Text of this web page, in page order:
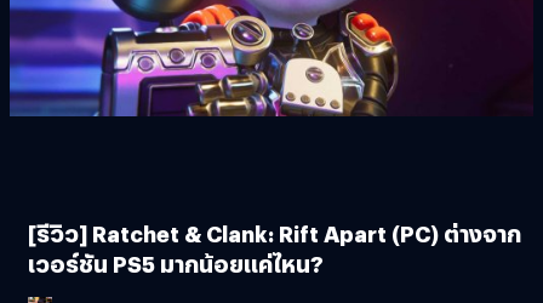
[รีวิว] Ratchet & Clank: Rift Apart (PC) ต่างจาก
เวอร์ชัน PS5 มากน้อยแค่ไหน?